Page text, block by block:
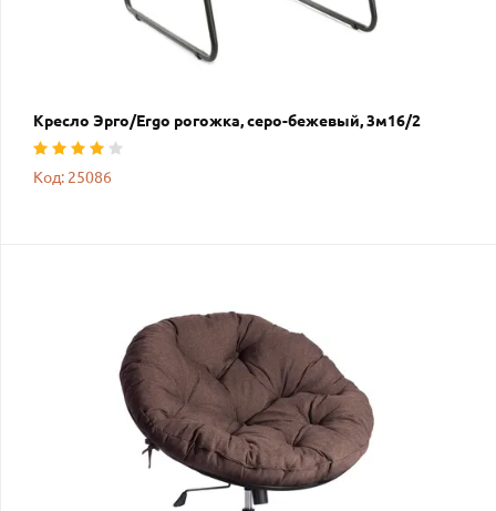
Кресло Эрго/Ergo рогожка, серо-бежевый, 3м16/2
Код: 25086